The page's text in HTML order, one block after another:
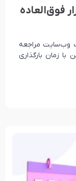
سایت؛ معرفی 8 ابزار فوق‌العاده
وب‌سایت مراجعه
زمان بارگذاری